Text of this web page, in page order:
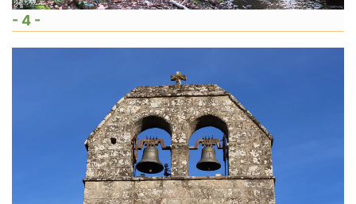
- 4 -